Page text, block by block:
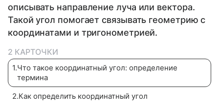
описывать направление луча или вектора.
Такой угол помогает связывать геометрию с
координатами и тригонометрией.
2 КАРТОЧКИ
1.Что такое координатный угол: определение
термина
2.Как определить координатный угол